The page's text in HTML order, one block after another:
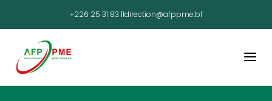
+226 25 31 83 11direction@afppme.bf